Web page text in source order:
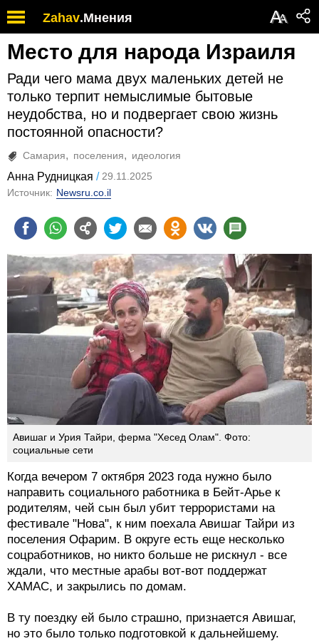
Zahav.Мнения АА
Место для народа Израиля
Ради чего мама двух маленьких детей не
только терпит немыслимые бытовые
неудобства, но и подвергает свою жизнь
постоянной опасности?
Самария поселения идеология
Анна Рудницкая
29.11.2025
Источник: Newsru.co.il
Авишаг и Урия Тайри, ферма "Хесед Олам". Фото:
социальные сети
Когда вечером 7 октября 2023 года нужно было
направить социального работника в Бейт-Арье к
родителям, чей сын был убит террористами на
фестивале "Нова", к ним поехала Авишаг Тайри из
поселения Офарим. В округе есть еще несколько
соцработников, но никто больше не рискнул - все
ждали, что местные арабы вот-вот поддержат
ХАМАС, и закрылись по домам.
В ту поездку ей было страшно, признается Авишаг,
но это было только подготовкой к дальнейшему.